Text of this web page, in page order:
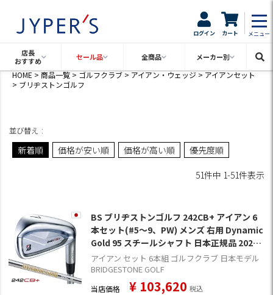
ログイン カート メニュー
店長
おすすめ
セール品 全商品 メーカー別
HOME 商品一覧 ゴルフクラブ アイアン・ウェッジ
アイアンセット
ブリヂストンゴルフ
並び替え
新着順 価格が安い順 価格が高い順 優先度順
51件中 1-51件表示
BS ブリヂストンゴルフ 242CB+ アイアン 6
本セット(#5～9、PW) メンズ 右用 Dynamic
Gold 95 スチールシャフト 日本正規品 2024
年モデル
アイアン セット 6本組 ゴルフクラブ 日本モデル
BRIDGESTONE GOLF
当店価格 ¥ 103,620 税込